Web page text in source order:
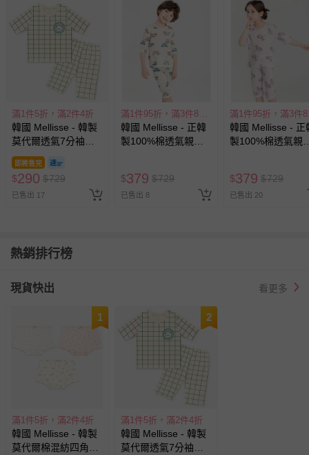
滿1件5折，滿2件4折
韓國 Mellisse - 韓製
莫代爾透氣7分袖家
居服-格紋熊-淺黃
即將售完
$290 $729
已售出 17
滿1件95折，滿3件85折
韓國 Mellisse - 正韓
製100%棉透氣親膚7
$379 $729
已售出 8
韓國 Mellisse - 正
製100%棉透氣親
$379 $729
已售出 20
熱銷排行榜
現貨快出 看更多
1
滿1件5折，滿2件4折
韓國 Mellisse - 韓製
莫代爾棉混紡四角褲
2
滿1件5折，滿2件4折
韓國 Mellisse - 韓製
莫代爾透氣7分袖家